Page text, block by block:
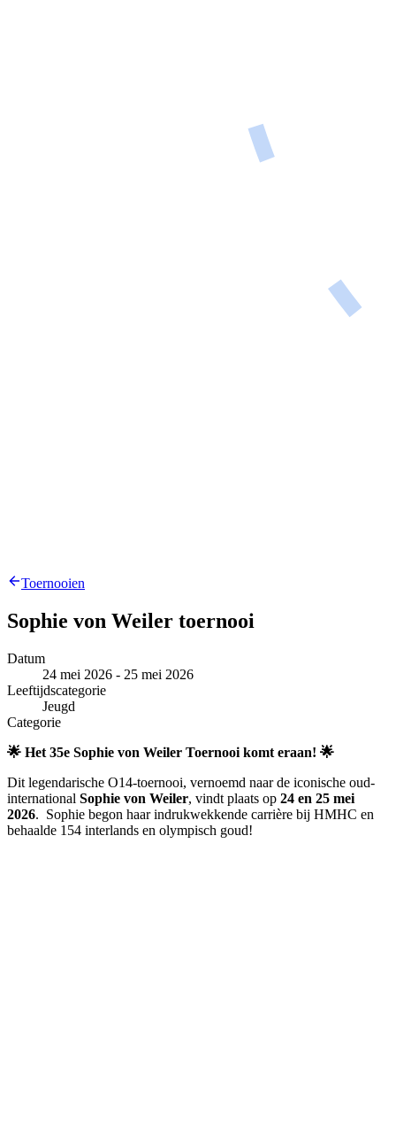
Toernooien
Sophie von Weiler toernooi
Datum
24 mei 2026 - 25 mei 2026
Leeftijdscategorie
Jeugd
Categorie
🌟 Het 35e Sophie von Weiler Toernooi komt eraan! 🌟
Dit legendarische O14-toernooi, vernoemd naar de iconische oud-
international Sophie von Weiler, vindt plaats op 24 en 25 mei
2026. Sophie begon haar indrukwekkende carrière bij HMHC en
behaalde 154 interlands en olympisch goud!